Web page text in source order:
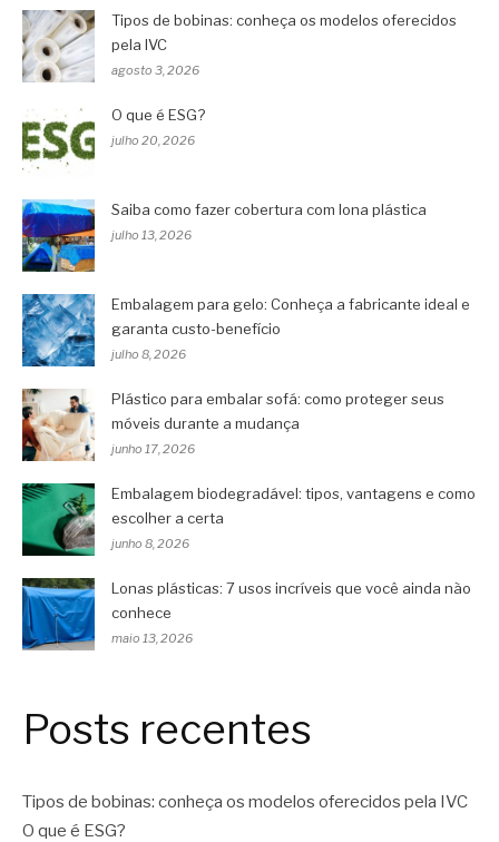
Tipos de bobinas: conheça os modelos oferecidos
pela IVC
agosto 3, 2026
O que é ESG?
julho 20, 2026
Saiba como fazer cobertura com lona plástica
julho 13, 2026
Embalagem para gelo: Conheça a fabricante ideal e
garanta custo-benefício
julho 8, 2026
Plástico para embalar sofá: como proteger seus
móveis durante a mudança
junho 17, 2026
Embalagem biodegradável: tipos, vantagens e como
escolher a certa
junho 8, 2026
Lonas plásticas: 7 usos incríveis que você ainda não
conhece
maio 13, 2026
Posts recentes
Tipos de bobinas: conheça os modelos oferecidos pela IVC
O que é ESG?